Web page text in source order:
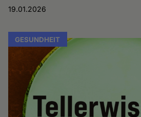
19.01.2026
GESUNDHEIT